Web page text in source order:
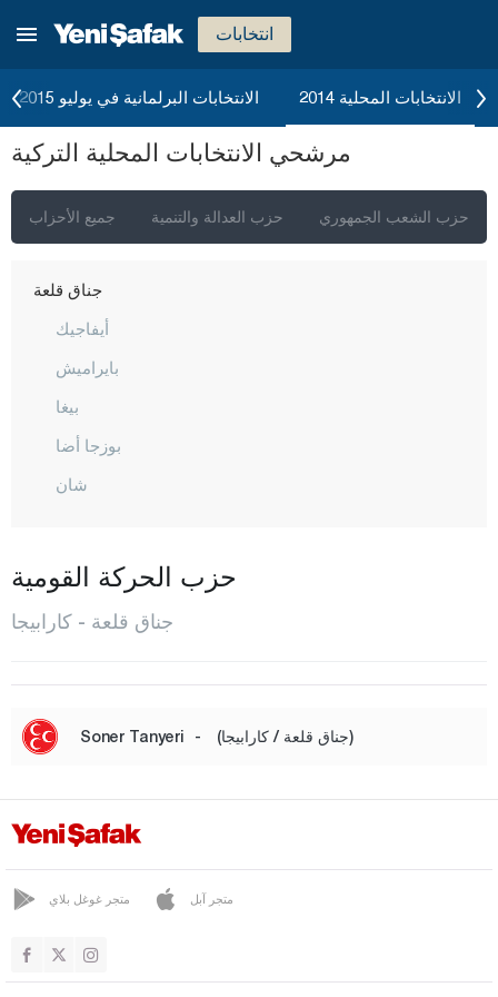
انتخابات
الانتخابات البرلمانية في يوليو 2015 الانتخابات المحلية 2014
مرشحي الانتخابات المحلية التركية
جميع الأحزاب حزب العدالة والتنمية حزب الشعب الجمهوري
بيلاجيك
بينغول
بيتليس
بولو
بورصا
جناق قلعة
أيفاجيك
بايراميش
بيغا
بوزجا أضا
شان
إيجيه بات
جوموشتشاي
كالكم
كيبيز
حزب الحركة القومية
جناق قلعة - كارابيجا
Soner Tanyeri - (جناق قلعة / كارابيجا)
متجر غوغل بلاي متجر آبل